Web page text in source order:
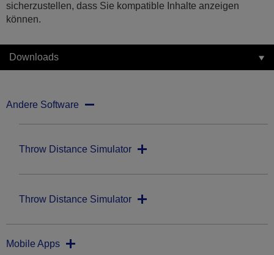
sicherzustellen, dass Sie kompatible Inhalte anzeigen
können.
Downloads
Andere Software
Throw Distance Simulator
Throw Distance Simulator
Mobile Apps